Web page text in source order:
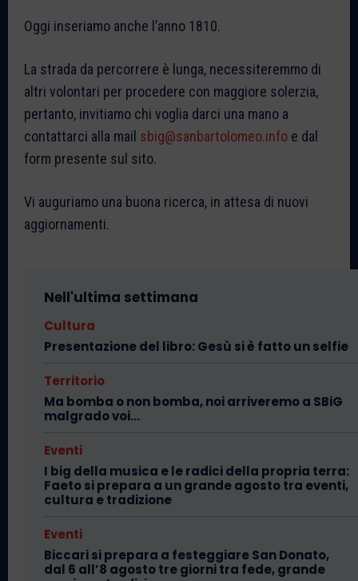
Oggi inseriamo anche l’anno 1810.
La strada da percorrere è lunga, necessiteremmo di
altri volontari per procedere con maggiore solerzia,
pertanto, invitiamo chi voglia darci una mano a
contattarci alla mail sbig@sanbartolomeo.info e dal
form presente sul sito.
Vi auguriamo una buona ricerca, in attesa di nuovi
aggiornamenti.
Nell'ultima settimana
Cultura
Presentazione del libro: Gesù si è fatto un selfie
Territorio
Ma bomba o non bomba, noi arriveremo a SBiG
malgrado voi…
Eventi
I big della musica e le radici della propria terra:
Faeto si prepara a un grande agosto tra eventi,
cultura e tradizione
Eventi
Biccari si prepara a festeggiare San Donato,
dal 6 all’8 agosto tre giorni tra fede, grande